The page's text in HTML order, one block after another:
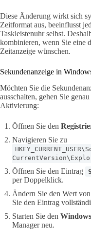
Diese Änderung wirkt sich
Zeitformat aus, beeinflusst
Taskleistenuhr selbst.
kombinieren, wenn Sie eine
Zeitanzeige wünschen.
Sekundenanzeige in
Möchten Sie die
ausschalten, gehen Sie
Aktivierung:
Öffnen Sie den
Navigieren Sie zu
Öffnen Sie den Eintrag
per Doppelklick.
Ändern Sie den Wert von
Sie den Eintrag
Starten Sie den
Manager neu.